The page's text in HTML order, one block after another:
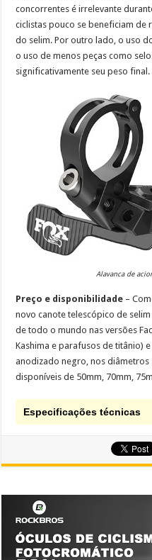
concorrentes é irrelevante
ciclistas pouco se beneficiam de
do selim. Por outro lado, o uso
o uso de menos peças como
significativamente seu peso final.
Alavanca de
Preço e disponibilidade –
novo canote telescópico de
de todo o mundo nas versões
Kashima e parafusos de titânio)
anodizado negro, nos diâmetros
disponíveis de 50mm, 70mm,
Especificações técnicas